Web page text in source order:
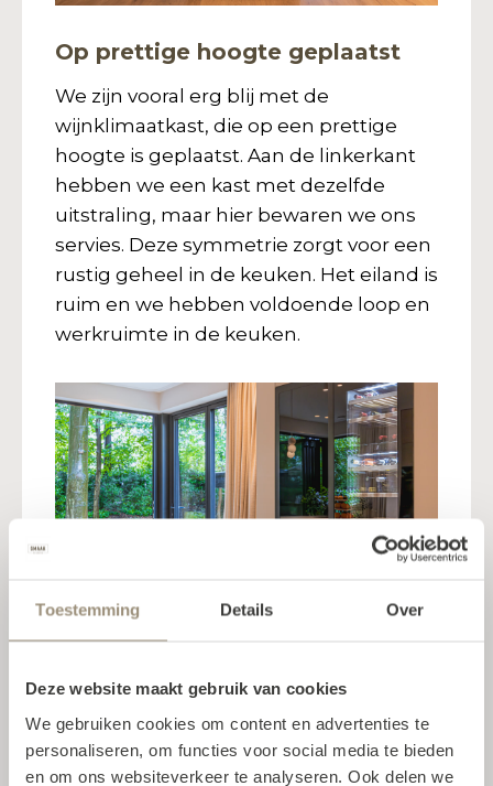
Toestemming Details Over
Deze website maakt gebruik van cookies
We gebruiken cookies om content en advertenties te
personaliseren, om functies voor social media te bieden
en om ons websiteverkeer te analyseren. Ook delen we
Op prettige hoogte geplaatst
We zijn vooral erg blij met de
wijnklimaatkast, die op een prettige
hoogte is geplaatst. Aan de linkerkant
hebben we een kast met dezelfde
uitstraling, maar hier bewaren we ons
servies. Deze symmetrie zorgt voor een
rustig geheel in de keuken. Het eiland is
ruim en we hebben voldoende loop en
werkruimte in de keuken.
Het middelpunt van ons huis
Het kookeiland met zitruimte is
absoluut het middelpunt van ons huis.